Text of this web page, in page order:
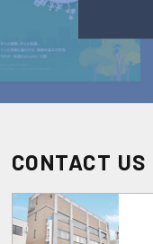
CONTACT US